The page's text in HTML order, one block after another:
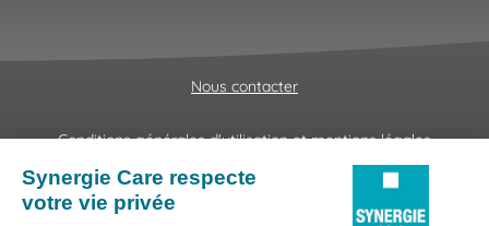
Nous contacter
Conditions générales d'utilisation et mentions légales
Fraudes & Hameçonnages